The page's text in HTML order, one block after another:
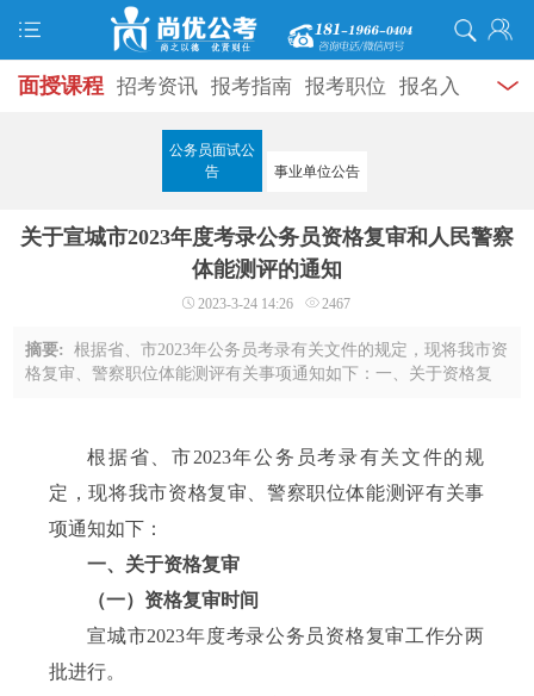
面授课程 招考资讯 报考指南 报考职位 报名入
成绩查询 面试公告
考试题库 模拟试题
政热点 视频课堂 学员风采 名师团队 考试专题
公务员面试公
告
事业单位公告
关于宣城市2023年度考录公务员资格复审和人民警察
体能测评的通知
2023-3-24 14:26 2467
摘要:根据省、市2023年公务员考录有关文件的规定，现将我市资
格复审、警察职位体能测评有关事项通知如下：一、关于资格复
根据省、市2023年公务员考录有关文件的规
定，现将我市资格复审、警察职位体能测评有关事
项通知如下：
一、关于资格复审
（一）资格复审时间
宣城市2023年度考录公务员资格复审工作分两
批进行。